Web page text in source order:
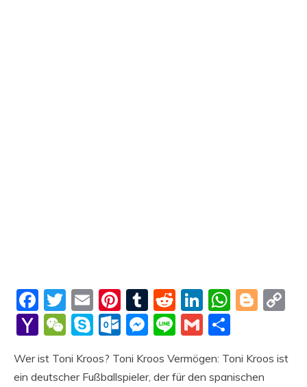
Facebook
Twitter
EmailPinterest
Tumblr
Reddit
LinkedIn
Yahoo
WeChat
SkypeOutlook.com
Messenger
LineGmail
Wer ist Toni Kroos? Toni Kroos Vermögen: Toni Kroos ist
ein deutscher Fußballspieler, der für den spanischen